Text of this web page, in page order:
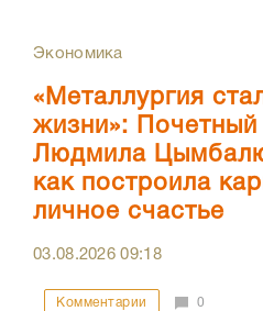
Экономика
«Металлургия
жизни»: Почетный
Людмила
как построила
личное счастье
03.08.202609:18
Комментарии 0